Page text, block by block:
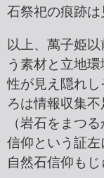
石祭祀の痕跡は
以上、萬子姫
う素材と立地
性が見え隠れし
ろは情報収集不
（岩石をまつ
信仰という証
自然石信仰もじ